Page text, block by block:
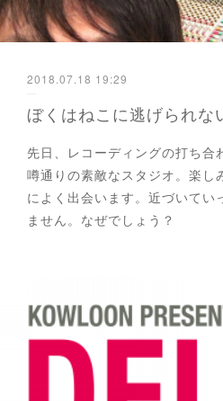
2018.07.18 19:29
ぼくはねこに逃げられな
先日、レコーディングの打ち合
噂通りの素敵なスタジオ。楽し
によく出会います。近づいてい
ません。なぜでしょう？